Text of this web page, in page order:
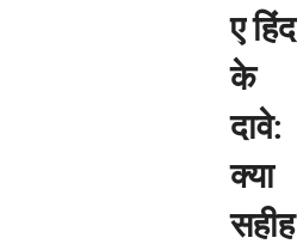
ए हिंद
के
दावे:
क्या
सहीह